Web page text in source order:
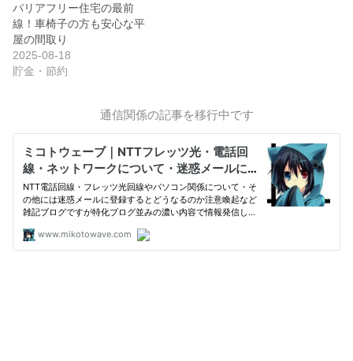
バリアフリー住宅の最前
線！車椅子の方も安心な平
屋の間取り
2025-08-18
貯金・節約
通信関係の記事を移行中です